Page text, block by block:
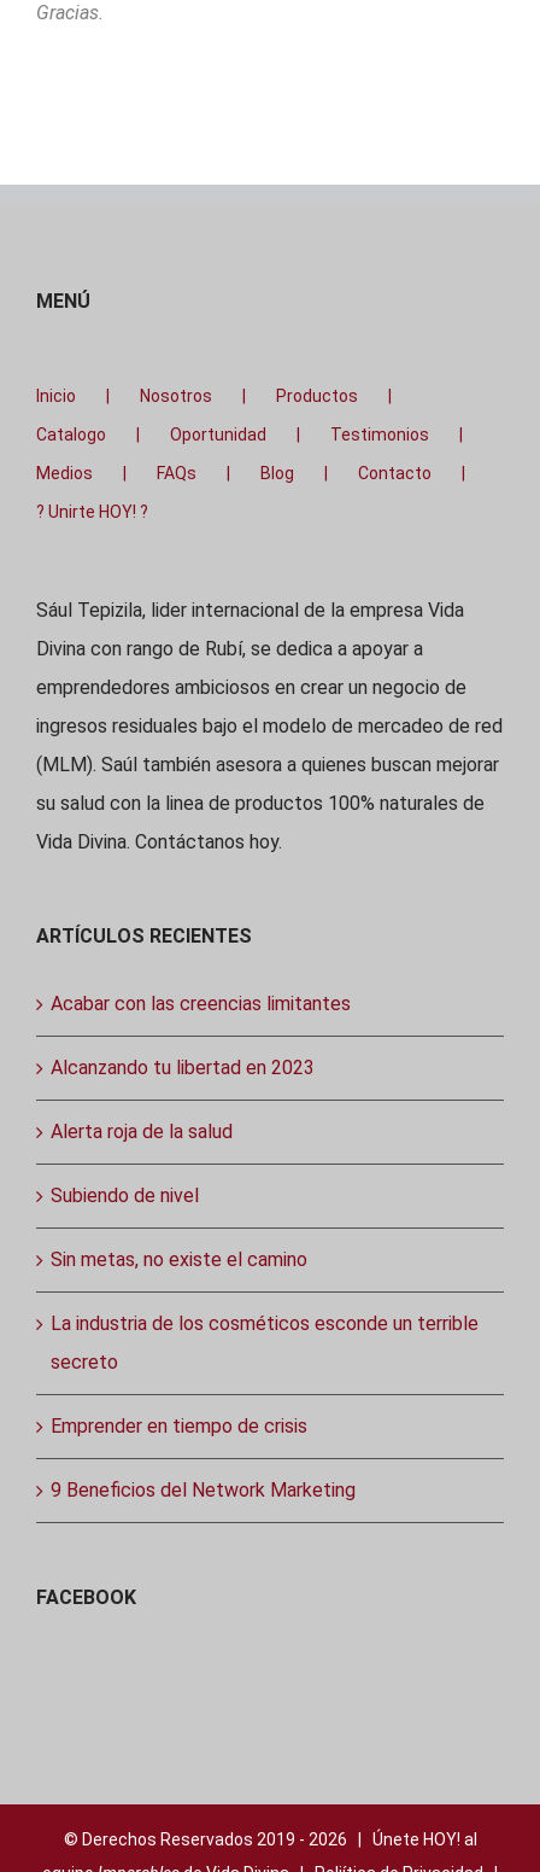
Gracias.
MENÚ
Inicio Nosotros
Productos
Catalogo
Oportunidad
Testimonios
Medios
FAQs Blog
Contacto
? Unirte HOY! ?
Sául Tepizila, lider internacional de la empresa Vida
Divina con rango de Rubí, se dedica a apoyar a
emprendedores ambiciosos en crear un negocio de
ingresos residuales bajo el modelo de mercadeo de red
(MLM). Saúl también asesora a quienes buscan mejorar
su salud con la linea de productos 100% naturales de
Vida Divina. Contáctanos hoy.
ARTÍCULOS RECIENTES
Acabar con las creencias limitantes
Alcanzando tu libertad en 2023
Alerta roja de la salud
Subiendo de nivel
Sin metas, no existe el camino
La industria de los cosméticos esconde un terrible
secreto
Emprender en tiempo de crisis
9 Beneficios del Network Marketing
FACEBOOK
© Derechos Reservados 2019 - 2026 | Únete HOY! al